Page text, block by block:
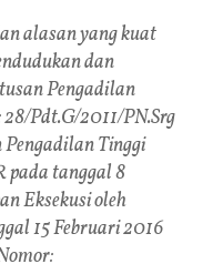
alasan yang kuat
dan
Pengadilan
Pdt.G/2011/PN.Srg
Tinggi
pada tanggal 8
Eksekusi oleh
15 Februari 2016